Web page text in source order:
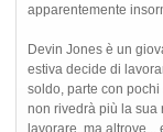
apparentemente
Devin Jones è un
estiva decide di
soldo, parte con
non rivedrà più la sua
lavorare, ma altrove...